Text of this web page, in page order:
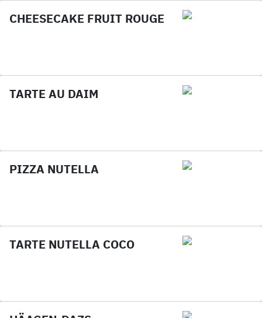
CHEESECAKE FRUIT ROUGE
TARTE AU DAIM
PIZZA NUTELLA
TARTE NUTELLA COCO